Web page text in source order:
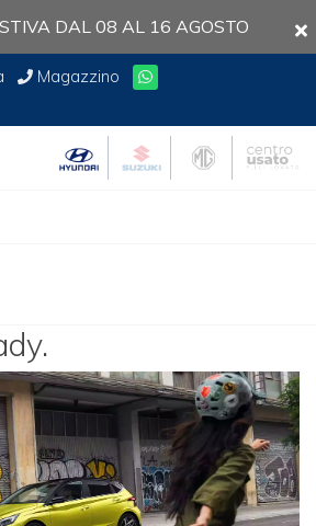
DAL 08 AL 16 AGOSTO
Magazzino